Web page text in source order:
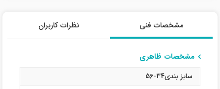
مشخصات فنی نظرات کاربران
مشخصات ظاهری
سایز بندی34-56